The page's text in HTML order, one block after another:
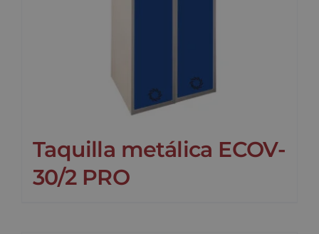
Taquilla metálica ECOV-
30/2 PRO